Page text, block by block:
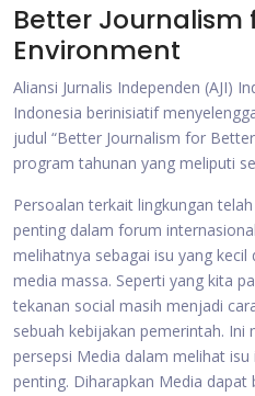
Better Journalism
Environment
Aliansi Jurnalis Independen (AJI)
Indonesia berinisiatif
judul “Better Journalism for
program tahunan yang meliputi
Persoalan terkait lingkungan
penting dalam forum
melihatnya sebagai isu yang
media massa. Seperti yang kita
tekanan social masih menjadi
sebuah kebijakan pemerintah.
persepsi Media dalam melihat
penting. Diharapkan Media dapat